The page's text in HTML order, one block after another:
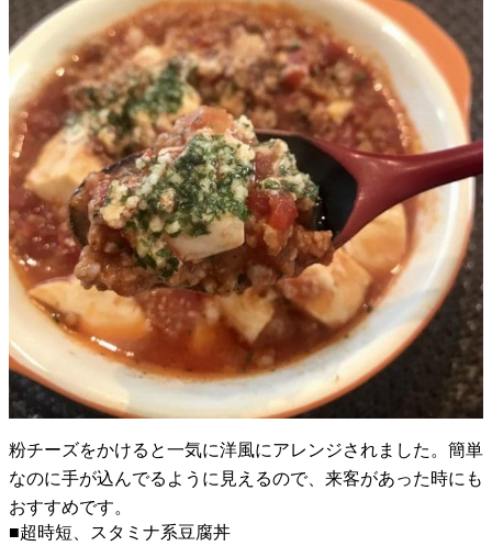
粉チーズをかけると一気に洋風にアレンジされました。簡単
なのに手が込んでるように見えるので、来客があった時にも
おすすめです。
■超時短、スタミナ系豆腐丼